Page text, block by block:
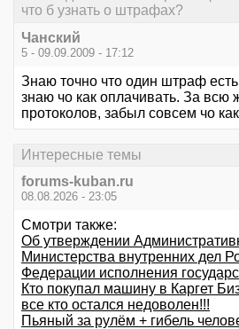
что б узнать о штрафах?
Чанский
5 - 09.09.2009 - 17:12
Знаю точно что один штраф есть
знаю чо как оплачивать. За всю
протоколов, забыл совсем чо
Интересные темы
forums-kuban.ru
08.08.2026 - 23:05
Смотри также:
Об утверждении
Министерства внутренних дел
Федерации исполнения
Кто покупал машину в Каргет
все кто остался недоволен!!!
Пьяный за рулём + гибель